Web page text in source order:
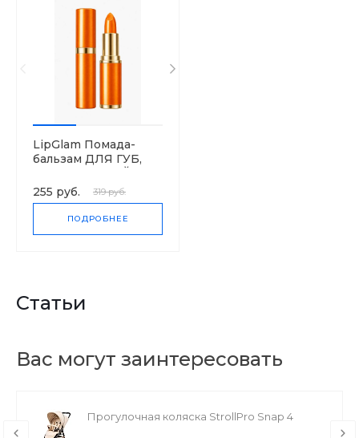
LipGlam Помада-
бальзам ДЛЯ ГУБ,
цвет
255 руб. 319 руб.
ПОДРОБНЕЕ
Статьи
Вас могут заинтересовать
Прогулочная коляска StrollPro Snap 4